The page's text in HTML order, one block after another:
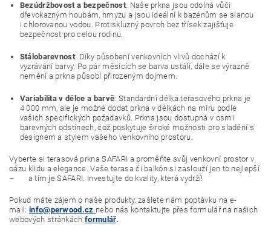
Bezúdržbovost a bezpečnost: Naše prkna jsou odolná vůči
dřevokazným houbám, hmyzu a jsou ideální k bazénům se slanou
i chlorovanou vodou. Protiskluzný povrch bez třísek zajišťuje
bezpečnost pro celou rodinu.
Stálobarevnost: Díky působení venkovních vlivů dochází k
vyzrávání barvy. Po pár měsících se barva ustálí, dále se výrazně
nemění a prkna působí přirozeným dojmem.
Variabilita v délce a barvě: Standardní délka terasového prkna je
4 000 mm, ale je možné dodat prkna v délkách na míru podle
vašich specifických požadavků. Prkna jsou dostupná v osmi
barevných odstínech, což poskytuje široké možnosti pro sladění s
designem a stylem vašeho venkovního prostoru.
Vyberte si terasová prkna SAFARI a proměňte svůj venkovní prostor v
oázu klidu a elegance. Vaše terasa či balkón si zaslouží jen to nejlepší
– a tím je SAFARI. Investujte do kvality, která vydrží!
Pokud máte zájem o naše produkty, zašlete nám poptávku na e-
mail: info@perwood.cz nebo nás kontaktujte přes formulář na našich
webových stránkách formulář.